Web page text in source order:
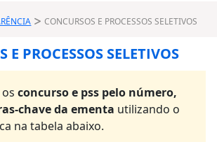
CONCURSOS E PROCESSOS SELETIVOS
E PROCESSOS SELETIVOS
concurso e pss pelo número,
chave da ementa utilizando o
na tabela abaixo.